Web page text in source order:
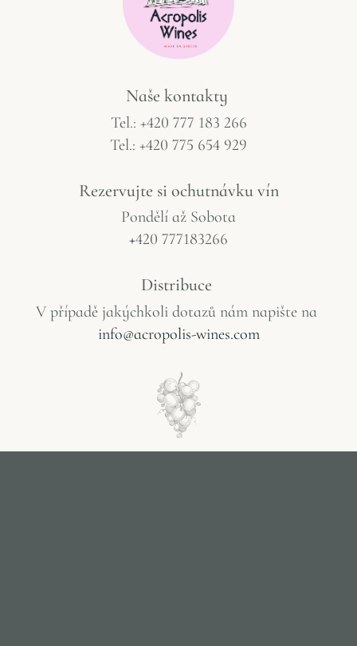
Naše kontakty
Tel.: +420 777 183 266
Tel.: +420 775 654 929
Rezervujte si ochutnávku vín
Pondělí až Sobota
+420 777183266
Distribuce
V případě jakýchkoli dotazů nám napište na
info@acropolis-wines.com